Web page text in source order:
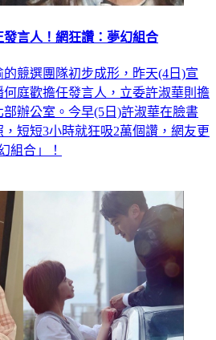
言人！網狂讚：夢幻組合
競選團隊初步成形，昨天(4日)宣
庭歡擔任發言人，立委許淑華則擔
辦公室。今早(5日)許淑華在臉書
，短短3小時就狂吸2萬個讚，網友更
組合」！